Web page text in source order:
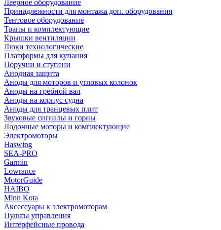
Леерное оборудование
Принадлежности для монтажа доп. оборудования
Тентовое оборудование
Трапы и комплектующие
Крышки вентиляции
Люки технологические
Платформы для купания
Поручни и ступени
Анодная защита
Аноды для моторов и угловых колонок
Аноды на гребной вал
Аноды на корпус судна
Аноды для транцевых плит
Звуковые сигналы и горны
Лодочные моторы и комплектующие
Электромоторы
Haswing
SEA-PRO
Garmin
Lowrance
MotorGuide
HAIBO
Minn Kota
Аксессуары к электромоторам
Пульты управления
Интерфейсные провода